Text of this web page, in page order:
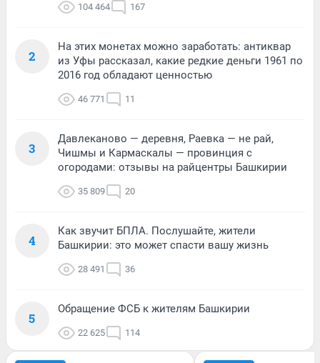
104 464 167
2
На этих монетах можно заработать: антиквар
из Уфы рассказал, какие редкие деньги 1961 по
2016 год обладают ценностью
46 771 11
3
Давлеканово — деревня, Раевка — не рай,
Чишмы и Кармаскалы — провинция с
огородами: отзывы на райцентры Башкирии
35 809 20
4
Как звучит БПЛА. Послушайте, жители
Башкирии: это может спасти вашу жизнь
28 491 36
5
Обращение ФСБ к жителям Башкирии
22 625 114